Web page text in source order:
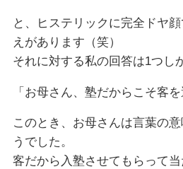
と、ヒステリックに完全ドヤ
えがあります（笑）
それに対する私の回答は1つし
「お母さん、塾だからこそ客を
このとき、お母さんは言葉の
うでした。
客だから入塾させてもらって